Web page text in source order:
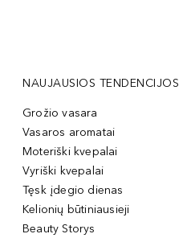
NAUJAUSIOS TENDENCIJOS
Grožio vasara
Vasaros aromatai
Moteriški kvepalai
Vyriški kvepalai
Tęsk įdegio dienas
Kelionių būtiniausieji
Beauty Storys